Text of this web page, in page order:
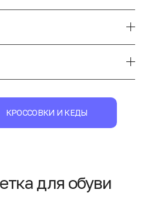
КРОССОВКИ И КЕДЫ
для обуви